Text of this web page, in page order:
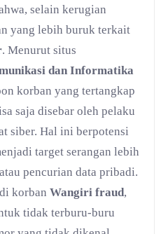
selain kerugian
yang lebih buruk terkait
. Menurut situs
dan Informatika
korban yang tertangkap
saja disebar oleh pelaku
siber. Hal ini berpotensi
target serangan lebih
atau pencurian data pribadi.
korbanWangiri fraud,
tidak terburu-buru